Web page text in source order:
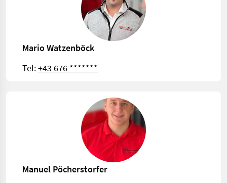
Mario Watzenböck
Tel:+43 676 *******
Manuel Pöcherstorfer